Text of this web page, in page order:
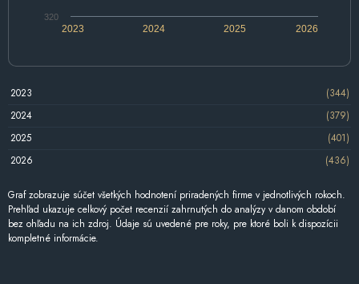
2024 2026
2023 2025
320
2023
(344)
2024
(379)
2025
(401)
2026
(436)
Graf zobrazuje súčet všetkých hodnotení priradených firme v jednotlivých rokoch.
Prehľad ukazuje celkový počet recenzií zahrnutých do analýzy v danom období
bez ohľadu na ich zdroj. Údaje sú uvedené pre roky, pre ktoré boli k dispozícii
kompletné informácie.